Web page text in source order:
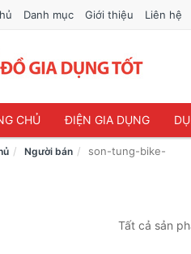
Danh mục Giới thiệu Liên hệ
CHỦ ĐIỆN GIA DỤNG
Người bán son-tung-bike-
Tất cả sản